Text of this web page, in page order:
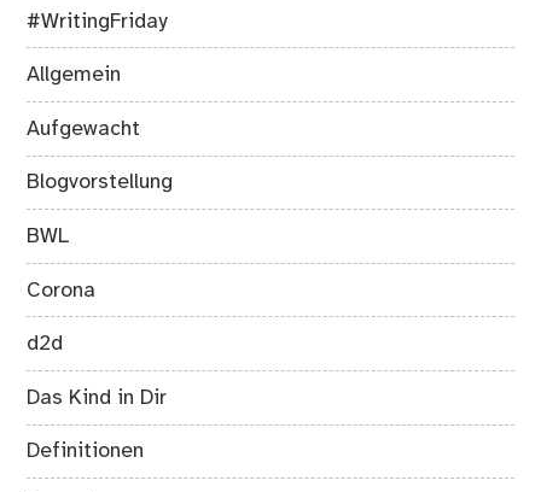
#WritingFriday
Allgemein
Aufgewacht
Blogvorstellung
BWL
Corona
d2d
Das Kind in Dir
Definitionen